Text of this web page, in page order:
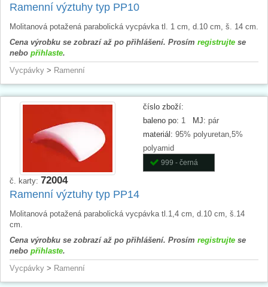
Ramenní výztuhy typ PP10
Molitanová potažená parabolická vycpávka tl. 1 cm, d.10 cm, š. 14 cm.
Cena výrobku se zobrazí až po přihlášení. Prosím registrujte se
nebo přihlaste.
Vycpávky > Ramenní
číslo zboží:
baleno po: 1 MJ: pár
materiál: 95% polyuretan,5%
polyamid
999 - černá
č. karty: 72004
Ramenní výztuhy typ PP14
Molitanová potažená parabolická vycpávka tl.1,4 cm, d.10 cm, š.14
cm.
Cena výrobku se zobrazí až po přihlášení. Prosím registrujte se
nebo přihlaste.
Vycpávky > Ramenní